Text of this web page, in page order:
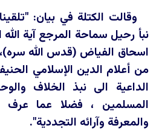
وقالت الكتلة في بيان:
نبأ رحيل سماحة المرجع آية
اسحاق الفياض (قدس الله سره)،
من أعلام الدين الإسلامي
الداعية الى نبذ الخلاف
المسلمين ، فضلا عما عرف
والمعرفة وآرائه التجددية".